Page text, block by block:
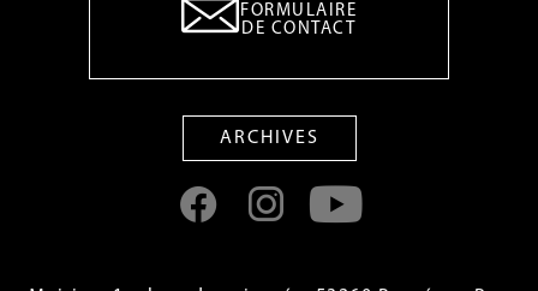
FORMULAIRE
DE CONTACT
ARCHIVES